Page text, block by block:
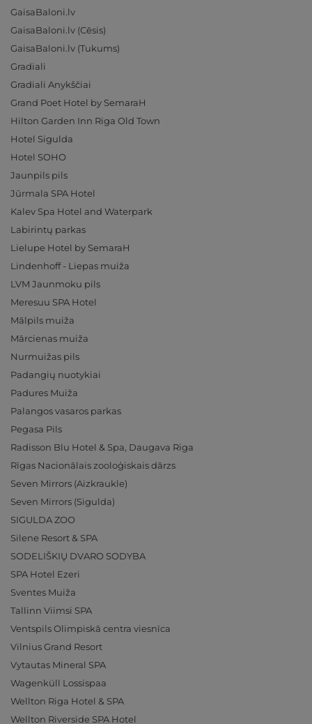
GaisaBaloni.lv
GaisaBaloni.lv (Cēsis)
GaisaBaloni.lv (Tukums)
Gradiali
Gradiali Anykščiai
Grand Poet Hotel by SemaraH
Hilton Garden Inn Riga Old Town
Hotel Sigulda
Hotel SOHO
Jaunpils pils
Jūrmala SPA Hotel
Kalev Spa Hotel and Waterpark
Labirintų parkas
Lielupe Hotel by SemaraH
Lindenhoff - Liepas muiža
LVM Jaunmoku pils
Meresuu SPA Hotel
Mālpils muiža
Mārcienas muiža
Nurmuižas pils
Padangių nuotykiai
Padures Muiža
Palangos vasaros parkas
Pegasa Pils
Radisson Blu Hotel & Spa, Daugava Riga
Rīgas Nacionālais zooloģiskais dārzs
Seven Mirrors (Aizkraukle)
Seven Mirrors (Sigulda)
SIGULDA ZOO
Silene Resort & SPA
SODELIŠKIŲ DVARO SODYBA
SPA Hotel Ezeri
Sventes Muiža
Tallinn Viimsi SPA
Ventspils Olimpiskā centra viesnīca
Vilnius Grand Resort
Vytautas Mineral SPA
Wagenküll Lossispaa
Wellton Riga Hotel & SPA
Wellton Riverside SPA Hotel